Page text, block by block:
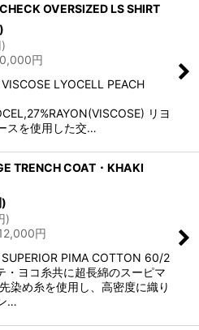
OVERSIZED LS SHIRT
)
円
LYOCELL PEACH
リヨ
スを使用した交…
TRENCH COAT・KHAKI
)
円
PIMA COTTON 60/2
・ヨコ糸共に超長綿のスーピマ
染め糸を使用し、高密度に織り
…